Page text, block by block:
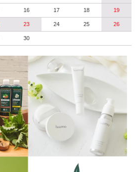
16 17 18 19
23 24 25 26
30